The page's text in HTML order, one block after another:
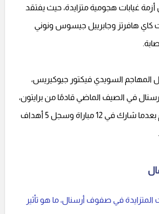
غيابات هجومية متزايدة، حيث يفتقد
كاي هافرتز وجابرييل جيسوس ونوني
المهاجم السويدي فيكتور جيوكيريس،
في الصيف الماضي قادمًا من برايتون،
تألقه هذا الموسم بعدما شارك في 12 مباراة وسجل 5 أهداف
المتزايدة في صفوف أرسنال، ما هو تأثير